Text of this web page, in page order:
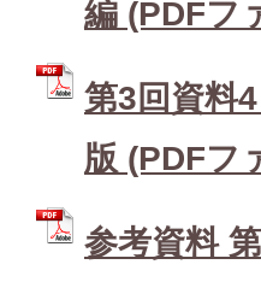
編 (PDFフ
第3回資料
版 (PDFフ
参考資料